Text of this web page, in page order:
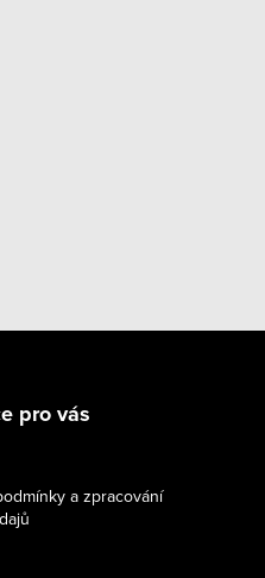
pro vás
a zpracování